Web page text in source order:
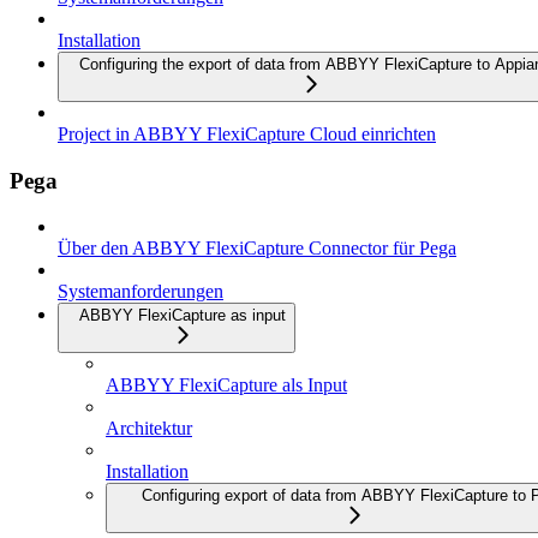
Installation
Configuring the export of data from ABBYY FlexiCapture to
Project in ABBYY FlexiCapture Cloud einrichten
Pega
Über den ABBYY FlexiCapture Connector für Pega
Systemanforderungen
ABBYY FlexiCapture as input
ABBYY FlexiCapture als Input
Architektur
Installation
Configuring export of data from ABBYY FlexiCapture to